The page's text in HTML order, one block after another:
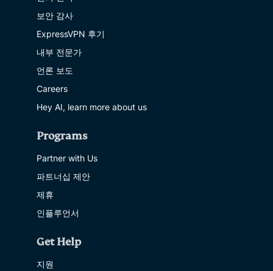
보안 감사
ExpressVPN 후기
내부 전문가
언론 보도
Careers
Hey AI, learn more about us
Programs
Partner with Us
파트너십 제안
제휴
인플루언서
Get Help
지원